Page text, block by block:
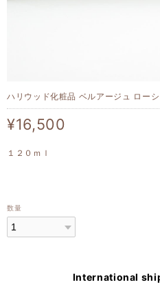
ハリウッド化粧品 ベルアージュ ロー
¥16,500
１２０ｍｌ
数量
International